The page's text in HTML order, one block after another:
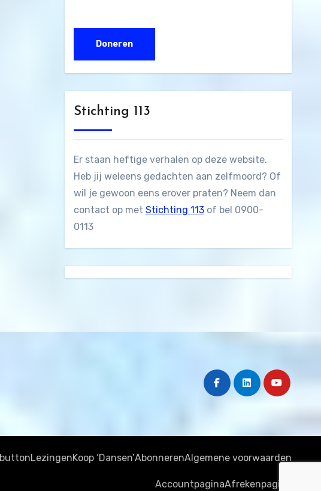
Stichting 113
Er staan heftige verhalen op deze website.
Heb jij weleens gedachten aan zelfmoord? Of
wil je gewoon eens erover praten? Neem dan
contact op met Stichting 113of bel 0900-
0113
LezingenKoop ‘Dansen’AbonnerenAlgemene voorwaarden
AccountpaginaAfrekenpagina